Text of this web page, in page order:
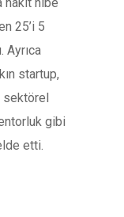
25’i 5
Ayrıca
startup,
sektörel
gibi
etti.